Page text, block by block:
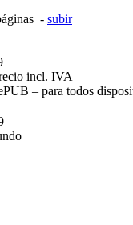
- subir
incl. IVA
– para todos